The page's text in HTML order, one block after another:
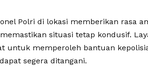
Polri di lokasi memberikan rasa
situasi tetap kondusif.
untuk memperoleh bantuan
segera ditangani.